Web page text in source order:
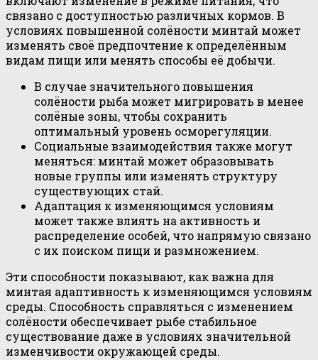
связано с доступностью различных кормов. В
условиях повышенной солёности минтай может
изменять своё предпочтение к определённым
видам пищи или менять способы её добычи.
В случае значительного повышения
солёности рыба может мигрировать в менее
солёные зоны, чтобы сохранить
оптимальный уровень осморегуляции.
Социальные взаимодействия также могут
меняться: минтай может образовывать
новые группы или изменять структуру
существующих стай.
Адаптация к изменяющимся условиям
может также влиять на активность и
распределение особей, что напрямую связано
с их поиском пищи и размножением.
Эти способности показывают, как важна для
минтая адаптивность к изменяющимся условиям
среды. Способность справляться с изменением
солёности обеспечивает рыбе стабильное
существование даже в условиях значительной
изменчивости окружающей среды.